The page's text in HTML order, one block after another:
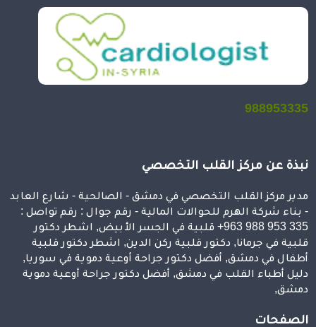
988953335
نبذة عن مركز القلب التخصصي
مدير مركز القلب التخصصي في دمشق - الصالحية - شارع العابد
- بناء شركة الهرم للحوالات المالية - رقم جوال : رقم تواصل :
⁦+963 988 953 335⁩ قلبية في الجسر الأبيض, اشطر دكتور
قلبية في جرمانا, دكتور قلبية ركن الدين, اشطر دكتور قلبية
أطفال في دمشق, أفضل دكتور جراحة أوعية دموية في سوريا,
دليل أطباء القلب في دمشق, أفضل دكتور جراحة أوعية دموية
دمشق,
الصفحات